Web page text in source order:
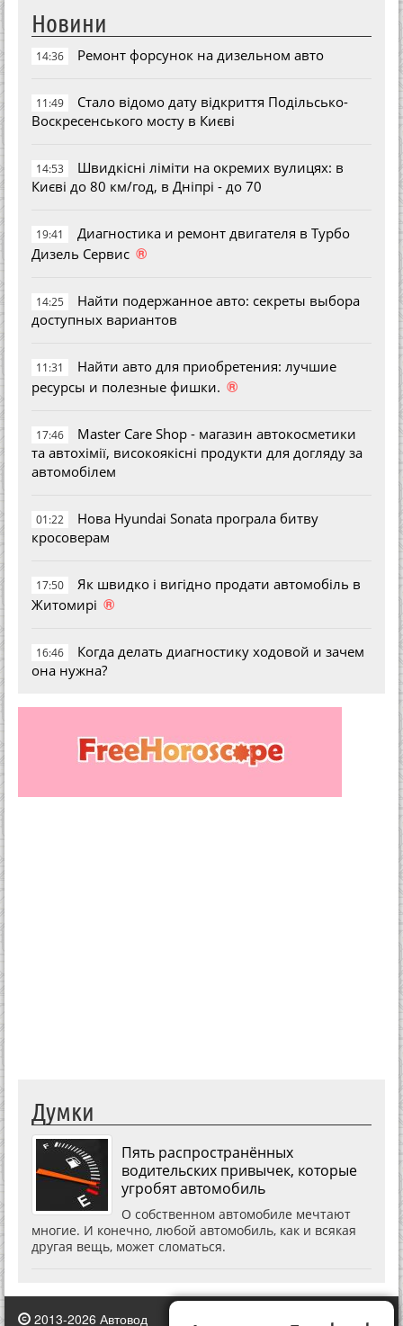
Новини
14:36 Ремонт форсунок на дизельном авто
11:49
Стало відомо дату відкриття Подільсько-
Воскресенського мосту в Києві
14:53
Швидкісні ліміти на окремих вулицях: в
Києві до 80 км/год, в Дніпрі - до 70
19:41
Диагностика и ремонт двигателя в Турбо
Дизель Сервис ®
14:25
Найти подержанное авто: секреты выбора
доступных вариантов
11:31
Найти авто для приобретения: лучшие
ресурсы и полезные фишки. ®
17:46
Master Care Shop - магазин автокосметики
та автохімії, високоякісні продукти для догляду за
автомобілем
01:22
Нова Hyundai Sonata програла битву
кросоверам
17:50
Як швидко і вигідно продати автомобіль в
Житомирі ®
16:46
Когда делать диагностику ходовой и зачем
она нужна?
Думки
Пять распространённых
водительских привычек, которые
угробят автомобиль
О собственном автомобиле мечтают
многие. И конечно, любой автомобиль, как и всякая
другая вещь, может сломаться.
2013-2026 Автовод